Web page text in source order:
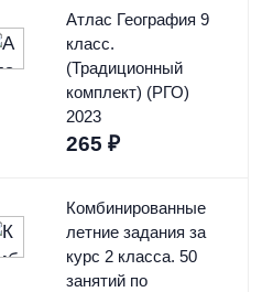
Атлас География 9
класс.
(Традиционный
комплект) (РГО)
2023
265 ₽
Комбинированные
летние задания за
курс 2 класса. 50
занятий по